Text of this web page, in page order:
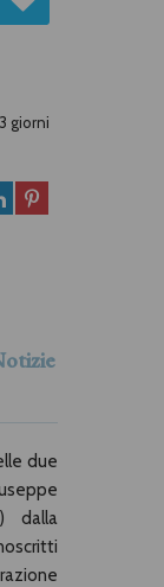
giorni
due
dalla